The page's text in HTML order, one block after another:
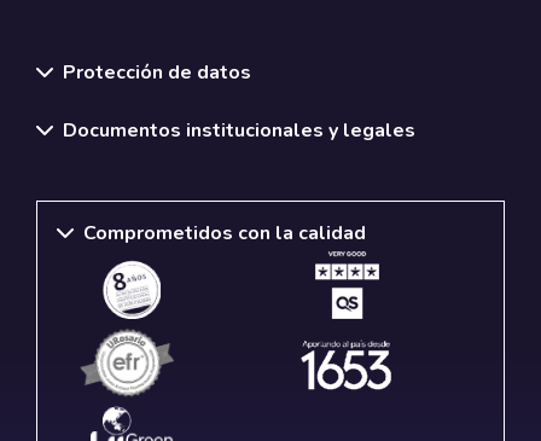
Protección de datos
Documentos institucionales y legales
Comprometidos con la calidad